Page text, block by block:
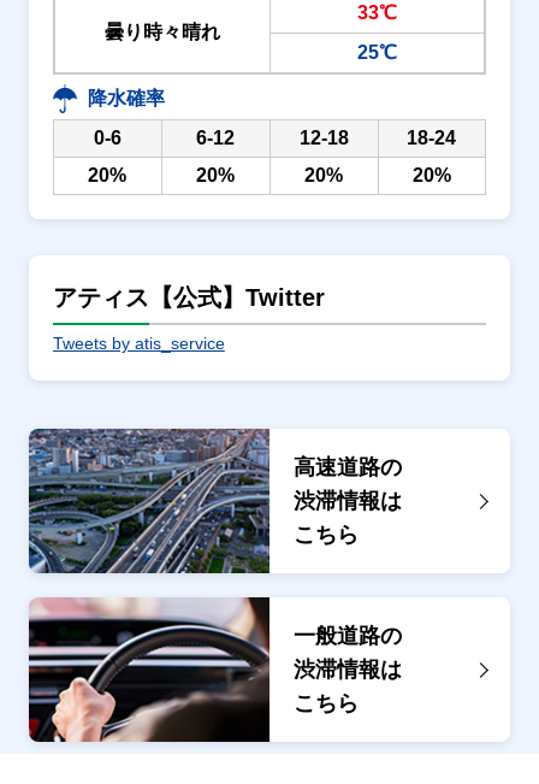
曇り時々晴れ
33℃
25℃
降水確率
0-6
6-12 12-18
18-24
20%
20% 20% 20%
アティス【公式】Twitter
Tweets by atis_service
高速道路の
渋滞情報は
こちら
一般道路の
渋滞情報は
こちら